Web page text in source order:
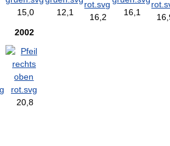
15,0 12,1 16,2 16,1
2002
20,8